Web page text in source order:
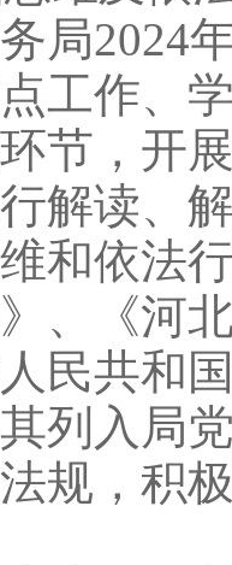
局2024
工作、
节，开
解读、
和依法
、《河
民共和
列入局
规，积